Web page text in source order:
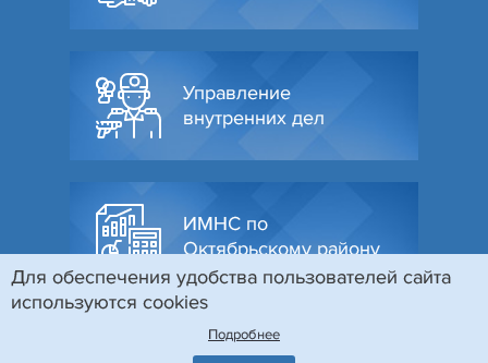
Управление
внутренних дел
ИМНС по
Октябрьскому району
Для обеспечения удобства пользователей сайта
используются cookies
Подробнее